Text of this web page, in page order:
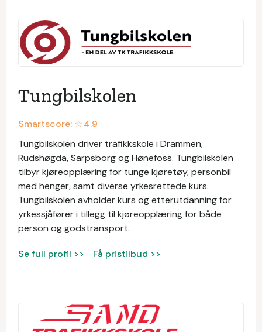
Tungbilskolen
Smartscore: ☆4.9
Tungbilskolen driver trafikkskole i Drammen,
Rudshøgda, Sarpsborg og Hønefoss. Tungbilskolen
tilbyr kjøreopplæring for tunge kjøretøy, personbil
med henger, samt diverse yrkesrettede kurs.
Tungbilskolen avholder kurs og etterutdanning for
yrkessjåfører i tillegg til kjøreopplæring for både
person og godstransport.
Se full profil >> Få pristilbud >>